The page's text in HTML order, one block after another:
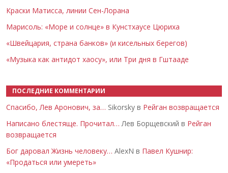
Краски Матисса, линии Сен-Лорана
Марисоль: «Море и солнце» в Кунстхаусе Цюриха
«Швейцария, страна банков» (и кисельных берегов)
«Музыка как антидот хаосу», или Три дня в Гштааде
ПОСЛЕДНИЕ КОММЕНТАРИИ
Спасибо, Лев Аронович, за… Sikorsky в Рейган возвращается
Написано блестяще. Прочитал… Лев Борщевский в Рейган
возвращается
Бог даровал Жизнь человеку… AlexN в Павел Кушнир:
«Продаться или умереть»